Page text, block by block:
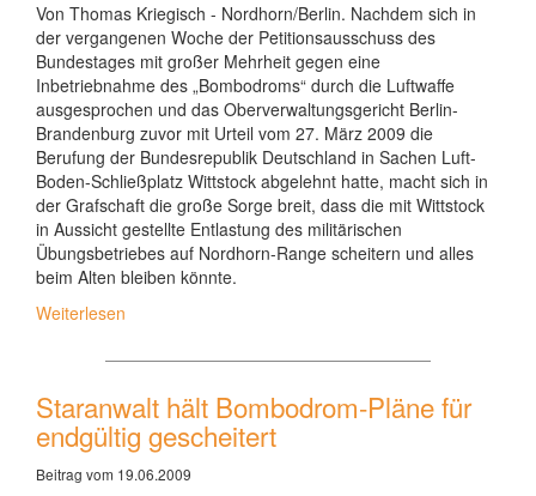
Von Thomas Kriegisch - Nordhorn/Berlin. Nachdem sich in
der vergangenen Woche der Petitionsausschuss des
Bundestages mit großer Mehrheit gegen eine
Inbetriebnahme des „Bombodroms“ durch die Luftwaffe
ausgesprochen und das Oberverwaltungsgericht Berlin-
Brandenburg zuvor mit Urteil vom 27. März 2009 die
Berufung der Bundesrepublik Deutschland in Sachen Luft-
Boden-Schließplatz Wittstock abgelehnt hatte, macht sich in
der Grafschaft die große Sorge breit, dass die mit Wittstock
in Aussicht gestellte Entlastung des militärischen
Übungsbetriebes auf Nordhorn-Range scheitern und alles
beim Alten bleiben könnte.
Weiterlesen
Staranwalt hält Bombodrom-Pläne für
endgültig gescheitert
Beitrag vom 19.06.2009